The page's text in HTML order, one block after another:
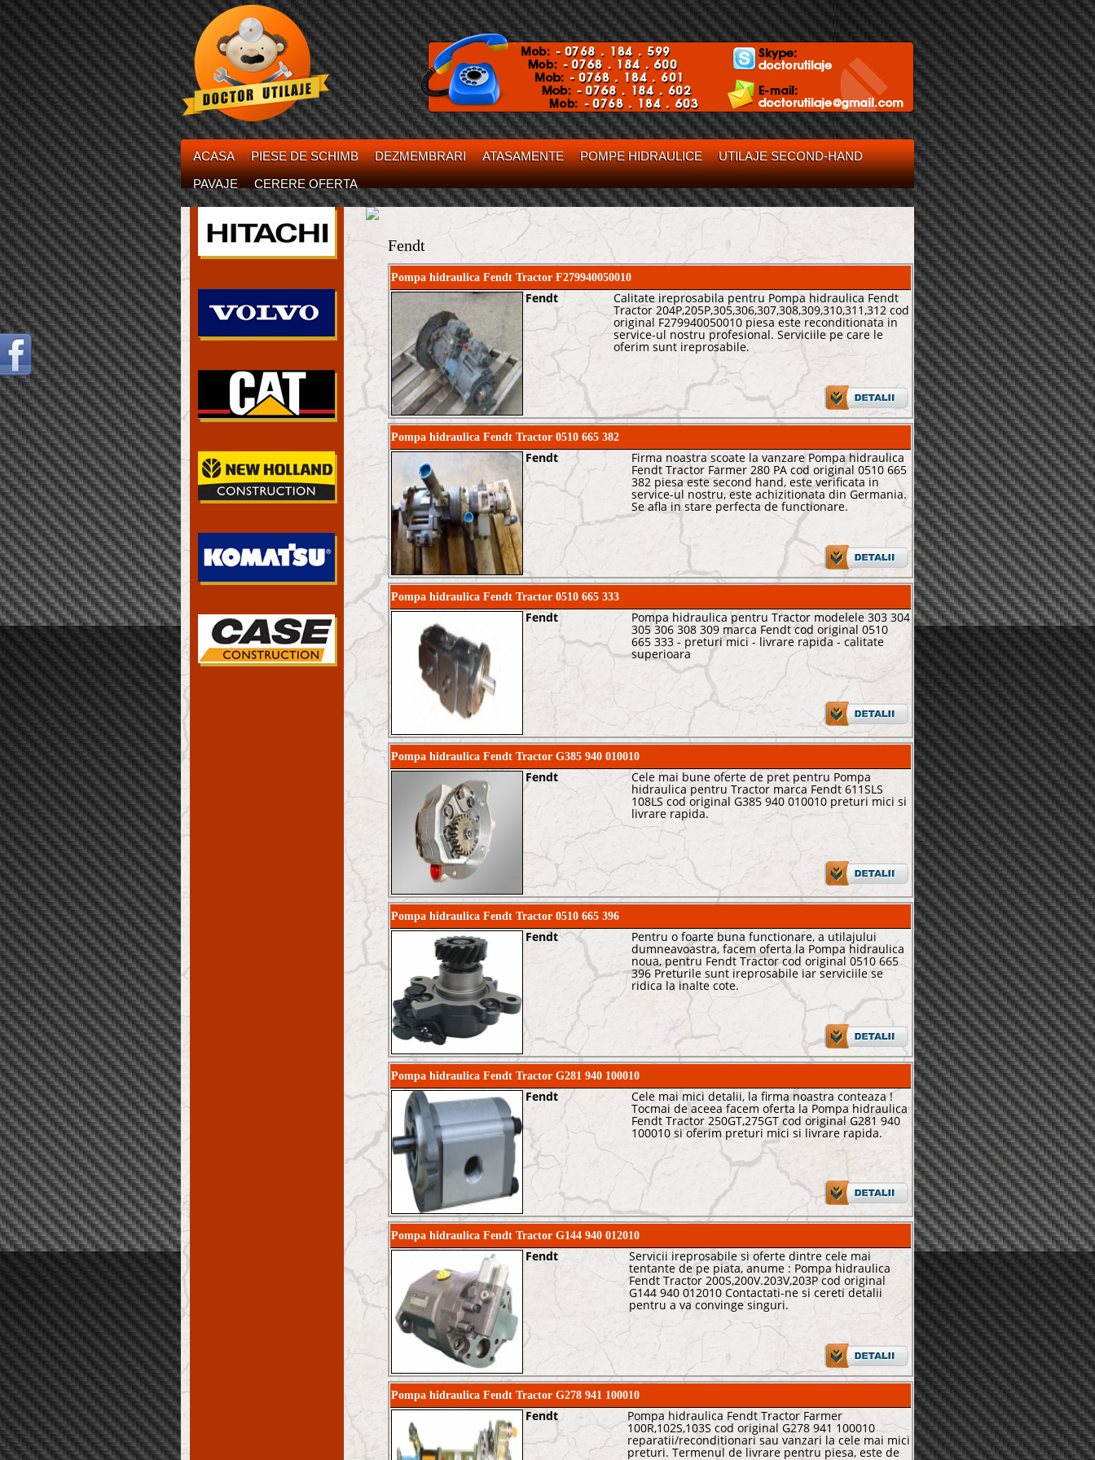
ACASA PIESE DE SCHIMB DEZMEMBRARI ATASAMENTE POMPE HIDRAULICE
UTILAJE SECOND-HAND
PAVAJE
CERERE OFERTA
Fendt
Pompa hidraulica Fendt Tractor F279940050010
Fendt Calitate ireprosabila pentru Pompa hidraulica Fendt
Tractor 204P,205P,305,306,307,308,309,310,311,312 cod
original F279940050010 piesa este reconditionata in
service-ul nostru profesional. Serviciile pe care le
oferim sunt ireprosabile.
Pompa hidraulica Fendt Tractor 0510 665 382
Fendt Firma noastra scoate la vanzare Pompa hidraulica
Fendt Tractor Farmer 280 PA cod original 0510 665
382 piesa este second hand, este verificata in
service-ul nostru, este achizitionata din Germania.
Se afla in stare perfecta de functionare.
Pompa hidraulica Fendt Tractor 0510 665 333
Fendt Pompa hidraulica pentru Tractor modelele 303 304
305 306 308 309 marca Fendt cod original 0510
665 333 - preturi mici - livrare rapida - calitate
superioara
Pompa hidraulica Fendt Tractor G385 940 010010
Fendt Cele mai bune oferte de pret pentru Pompa
hidraulica pentru Tractor marca Fendt 611SLS
108LS cod original G385 940 010010 preturi mici si
livrare rapida.
Pompa hidraulica Fendt Tractor 0510 665 396
Fendt Pentru o foarte buna functionare, a utilajului
dumneavoastra, facem oferta la Pompa hidraulica
noua, pentru Fendt Tractor cod original 0510 665
396 Preturile sunt ireprosabile iar serviciile se
ridica la inalte cote.
Pompa hidraulica Fendt Tractor G281 940 100010
Fendt Cele mai mici detalii, la firma noastra conteaza !
Tocmai de aceea facem oferta la Pompa hidraulica
Fendt Tractor 250GT,275GT cod original G281 940
100010 si oferim preturi mici si livrare rapida.
Pompa hidraulica Fendt Tractor G144 940 012010
Fendt Servicii ireprosabile si oferte dintre cele mai
tentante de pe piata, anume : Pompa hidraulica
Fendt Tractor 200S,200V.203V,203P cod original
G144 940 012010 Contactati-ne si cereti detalii
pentru a va convinge singuri.
Pompa hidraulica Fendt Tractor G278 941 100010
Fendt Pompa hidraulica Fendt Tractor Farmer
100R,102S,103S cod original G278 941 100010
reparatii/reconditionari sau vanzari la cele mai mici
preturi. Termenul de livrare pentru piesa, este de